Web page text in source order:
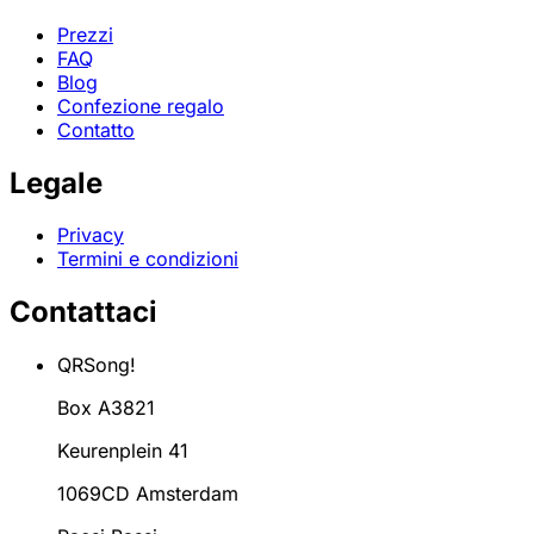
Prezzi
FAQ
Blog
Confezione regalo
Contatto
Legale
Privacy
Termini e condizioni
Contattaci
QRSong!
Box A3821
Keurenplein 41
1069CD Amsterdam